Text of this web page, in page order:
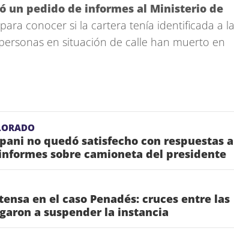
un pedido de informes al Ministerio de
para conocer si la cartera tenía identificada a la
en situación de calle han muerto en
no quedó satisfecho con respuestas a
sobre camioneta del presidente
en el caso Penadés: cruces entre las
a suspender la instancia